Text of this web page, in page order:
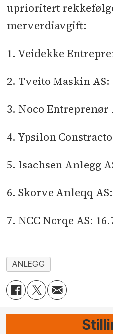
uprioritert
merverdiavgift:
1. Veidekke
2. Tveito Maskin AS:
3. Noco Entreprenør
4. Ypsilon
5. lsachsen Anlegg
6. Skorve Anleqq AS:
7. NCC Norqe AS:
ANLEGG